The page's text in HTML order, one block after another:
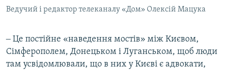
Ведучий і редактор телеканалу «Дом» Олексій Мацука
‒ Це постійне «наведення мостів» між Києвом,
Сімферополем, Донецьком і Луганськом, щоб люди
там усвідомлювали, що в них у Києві є адвокати,